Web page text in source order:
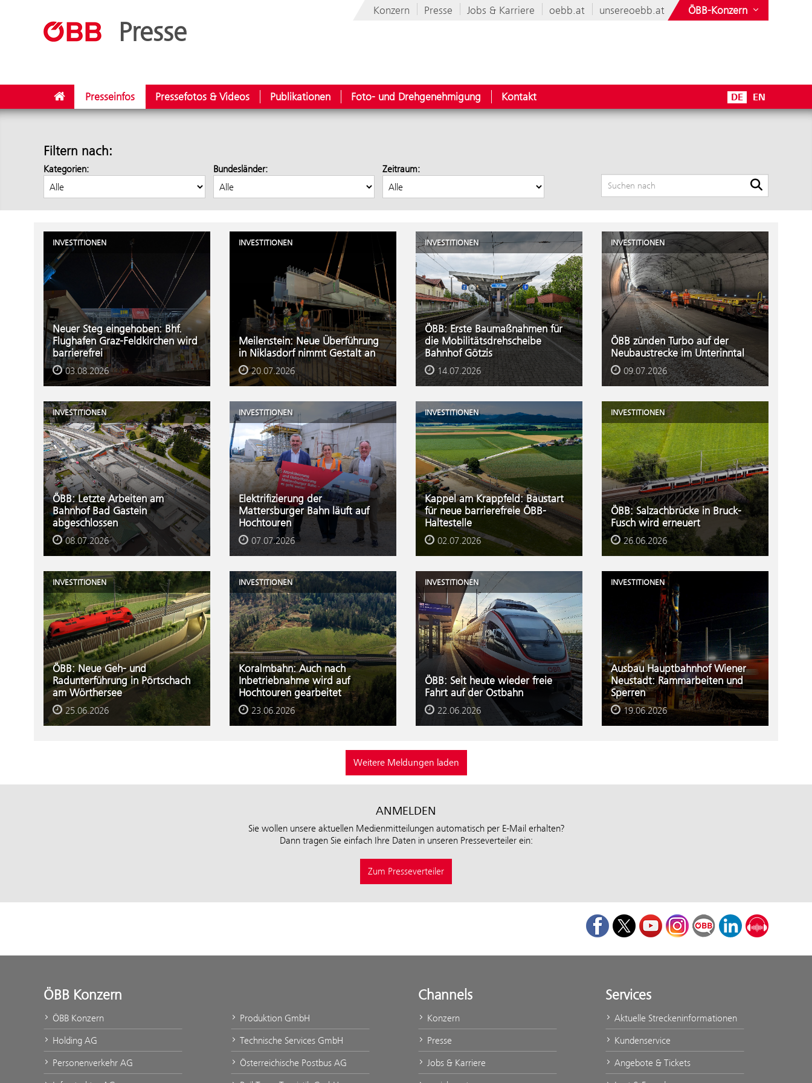
Presse
Konzern Presse Jobs & Karriere oebb.at unsereoebb.at ÖBB-Konzern
Presseinfos Pressefotos & Videos Publikationen Foto- und Drehgenehmigung Kontakt DE EN
Filtern nach:
Kategorien: Bundesländer: Zeitraum:
INVESTITIONEN
Neuer Steg eingehoben: Bhf.
Flughafen Graz-Feldkirchen wird
barrierefrei
03.08.2026
INVESTITIONEN
Meilenstein: Neue Überführung
in Niklasdorf nimmt Gestalt an
20.07.2026
INVESTITIONEN
ÖBB: Erste Baumaßnahmen für
die Mobilitätsdrehscheibe
Bahnhof Götzis
14.07.2026
INVESTITIONEN
ÖBB zünden Turbo auf der
Neubaustrecke im Unterinntal
09.07.2026
INVESTITIONEN
ÖBB: Letzte Arbeiten am
Bahnhof Bad Gastein
abgeschlossen
08.07.2026
INVESTITIONEN
Elektrifizierung der
Mattersburger Bahn läuft auf
Hochtouren
07.07.2026
INVESTITIONEN
Kappel am Krappfeld: Baustart
für neue barrierefreie ÖBB-
Haltestelle
02.07.2026
INVESTITIONEN
ÖBB: Salzachbrücke in Bruck-
Fusch wird erneuert
26.06.2026
INVESTITIONEN
ÖBB: Neue Geh- und
Radunterführung in Pörtschach
am Wörthersee
25.06.2026
INVESTITIONEN
Koralmbahn: Auch nach
Inbetriebnahme wird auf
Hochtouren gearbeitet
23.06.2026
INVESTITIONEN
ÖBB: Seit heute wieder freie
Fahrt auf der Ostbahn
22.06.2026
INVESTITIONEN
Ausbau Hauptbahnhof Wiener
Neustadt: Rammarbeiten und
Sperren
19.06.2026
Weitere Meldungen laden
ANMELDEN
Sie wollen unsere aktuellen Medienmitteilungen automatisch per E-Mail erhalten?
Dann tragen Sie einfach Ihre Daten in unseren Presseverteiler ein:
Zum Presseverteiler
FacebookTwitterYoutubeInstagramÖBB Corporate Blog
LinkedInPodcast
ÖBB Konzern
ÖBB Konzern
Holding AG
Personenverkehr AG
Produktion GmbH
Technische Services GmbH
Österreichische Postbus AG
Channels
Konzern
Presse
Jobs & Karriere
Services
Aktuelle Streckeninformationen
Kundenservice
Angebote & Tickets